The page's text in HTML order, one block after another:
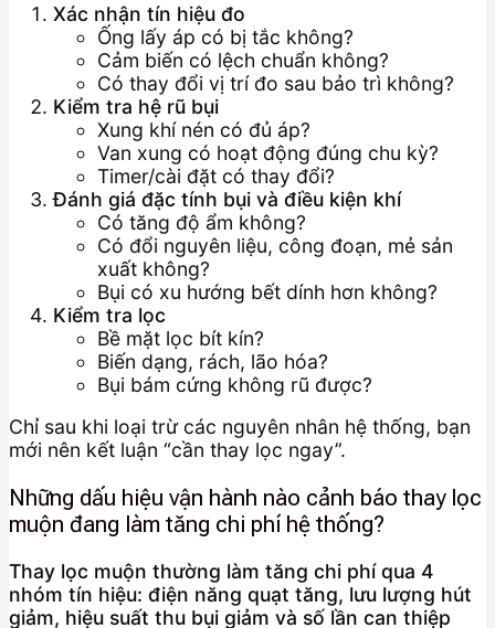
Xác nhận tín hiệu đo
Ống lấy áp có bị tắc không?
Cảm biến có lệch chuẩn không?
Có thay đổi vị trí đo sau bảo trì không?
Kiểm tra hệ rũ bụi
Xung khí nén có đủ áp?
Van xung có hoạt động đúng chu kỳ?
Timer/cài đặt có thay đổi?
Đánh giá đặc tính bụi và điều kiện khí
Có tăng độ ẩm không?
Có đổi nguyên liệu, công đoạn, mẻ sản
xuất không?
Bụi có xu hướng bết dính hơn không?
Kiểm tra lọc
Bề mặt lọc bít kín?
Biến dạng, rách, lão hóa?
Bụi bám cứng không rũ được?
Chỉ sau khi loại trừ các nguyên nhân hệ thống, bạn
mới nên kết luận “cần thay lọc ngay”.
Những dấu hiệu vận hành nào cảnh báo thay lọc
muộn đang làm tăng chi phí hệ thống?
Thay lọc muộn thường làm tăng chi phí qua 4
nhóm tín hiệu: điện năng quạt tăng, lưu lượng hút
giảm, hiệu suất thu bụi giảm và số lần can thiệp